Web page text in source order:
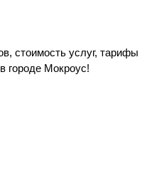
стоимость услуг, тарифы
городе Мокроус!